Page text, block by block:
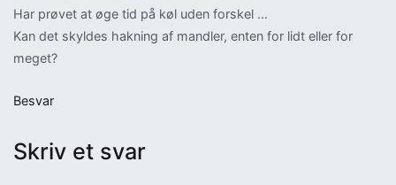
Har prøvet at øge tid på køl uden forskel …
Kan det skyldes hakning af mandler, enten for lidt eller for
meget?
Besvar
Skriv et svar